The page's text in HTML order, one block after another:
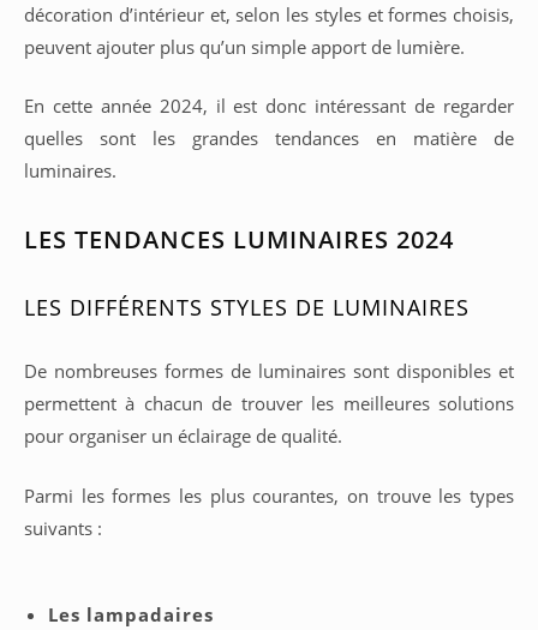
décoration d’intérieur et, selon les styles et formes choisis,
peuvent ajouter plus qu’un simple apport de lumière.
En cette année 2024, il est donc intéressant de regarder
quelles sont les grandes tendances en matière de
luminaires.
LES TENDANCES LUMINAIRES 2024
LES DIFFÉRENTS STYLES DE LUMINAIRES
De nombreuses formes de luminaires sont disponibles et
permettent à chacun de trouver les meilleures solutions
pour organiser un éclairage de qualité.
Parmi les formes les plus courantes, on trouve les types
suivants :
Les lampadaires